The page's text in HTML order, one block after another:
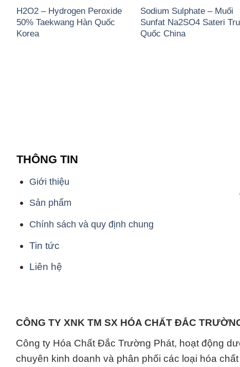
H2O2 – Hydrogen Peroxide
50% Taekwang Hàn Quốc
Korea
Sodium Sulphate – Muối
Sunfat Na2SO4 Sateri
Quốc China
THÔNG TIN
Giới thiệu
Sản phẩm
Chính sách và quy định chung
Tin tức
Liên hệ
CÔNG TY XNK TM SX HÓA CHẤT ĐẮC
Công ty Hóa Chất Đắc Trường Phát, hoạt động
chuyên kinh doanh và phân phối các loại hóa